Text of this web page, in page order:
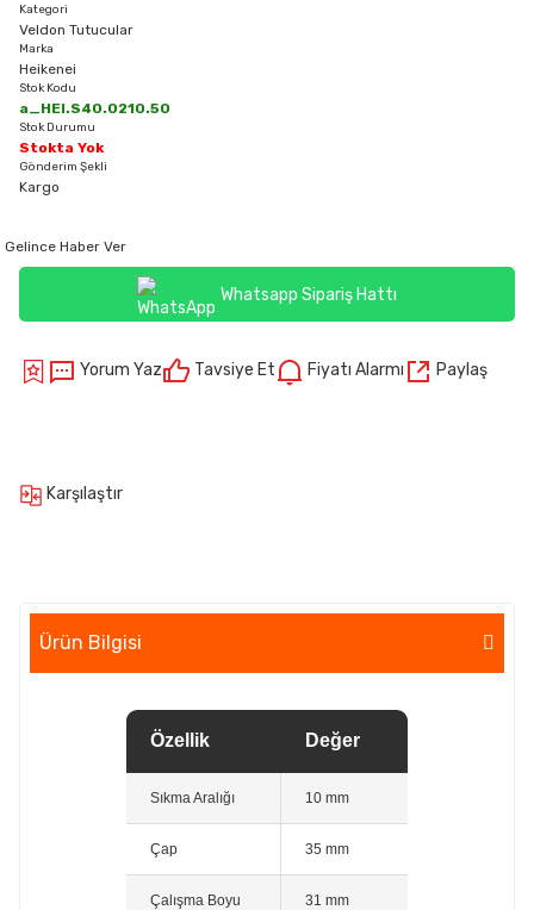
Kategori
Veldon Tutucular
Marka
Heikenei
Stok Kodu
a_HEI.S40.0210.50
Stok Durumu
Stokta Yok
Gönderim Şekli
Kargo
Gelince Haber Ver
Whatsapp Sipariş Hattı
Yorum Yaz Tavsiye Et Fiyatı Alarmı Paylaş
Karşılaştır
Ürün Bilgisi
Özellik Değer
Sıkma Aralığı 10 mm
Çap 35 mm
Çalışma Boyu 31 mm